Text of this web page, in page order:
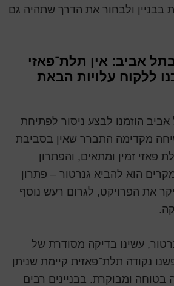
בבניין ולבחור את הדרך שתהיה גם
אביב: אין תלת־פאזי
ללקוח עלויות הבאת
הוזמנו לבצע ניסור לפתיחת
מקדימה התברר שאין בסביבת
פאזי זמין ומתאים, והפתרון
הוא להביא גנרטור – פתרון
את הפרויקט, לגרום רעש נוסף
עשינו בדיקה מסודרת של
נקודה תלת־פאזית קיימת שניתן
ומבוקרת. בבניינים רבים